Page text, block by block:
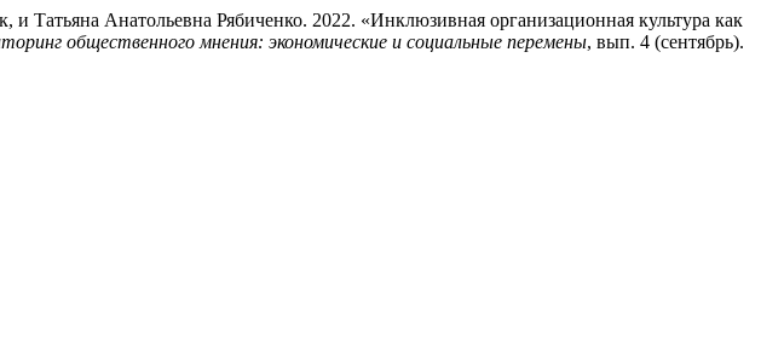
Анатольевна Рябиченко. 2022. «Инклюзивная организационная культура как
общественного мнения: экономические и социальные перемены, вып. 4 (сентябрь).